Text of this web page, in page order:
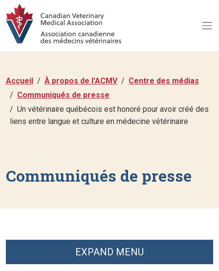
Accueil À propos de l'ACMV
Centre des médias
Communiqués de presse
Un vétérinaire québécois est honoré pour avoir créé des
liens entre langue et culture en médecine vétérinaire
Communiqués de presse
EXPAND MENU